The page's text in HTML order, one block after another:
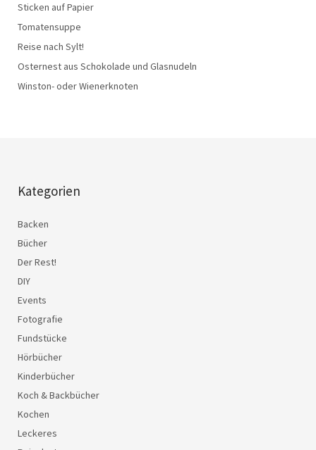
Sticken auf Papier
Tomatensuppe
Reise nach Sylt!
Osternest aus Schokolade und Glasnudeln
Winston- oder Wienerknoten
Kategorien
Backen
Bücher
Der Rest!
DIY
Events
Fotografie
Fundstücke
Hörbücher
Kinderbücher
Koch & Backbücher
Kochen
Leckeres